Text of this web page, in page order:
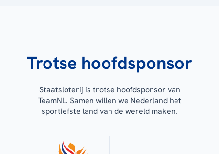
Trotse hoofdsponsor
Staatsloterij is trotse hoofdsponsor van
TeamNL. Samen willen we Nederland het
sportiefste land van de wereld maken.